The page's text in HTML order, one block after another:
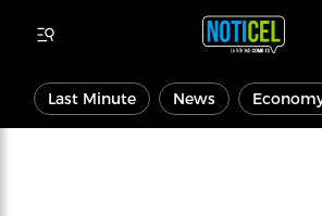
Last Minute News